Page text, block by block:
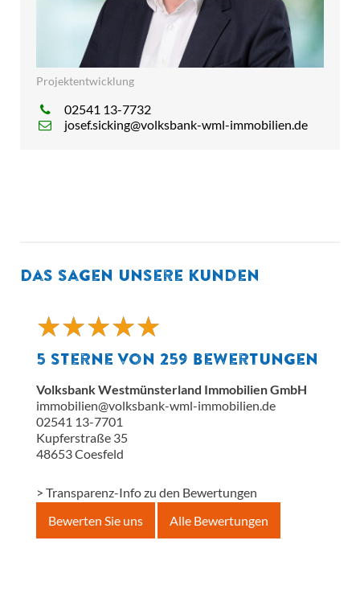
Projektentwicklung
02541 13-7732
josef.sicking@volksbank-wml-immobilien.de
Das sagen unsere Kunden
★★★★★
★★★★★
5 Sterne von 259 Bewertungen
Volksbank Westmünsterland Immobilien GmbH
immobilien@volksbank-wml-immobilien.de
02541 13-7701
Kupferstraße 35
48653Coesfeld
> Transparenz-Info zu den Bewertungen
Bewerten Sie uns
Alle Bewertungen